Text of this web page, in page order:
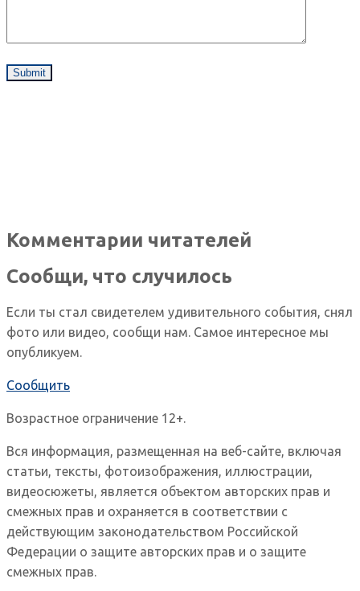
Комментарии читателей
Сообщи, что случилось
Если ты стал свидетелем удивительного события, снял
фото или видео, сообщи нам. Самое интересное мы
опубликуем.
Сообщить
Возрастное ограничение 12+.
Вся информация, размещенная на веб-сайте, включая
статьи, тексты, фотоизображения, иллюстрации,
видеосюжеты, является объектом авторских прав и
смежных прав и охраняется в соответствии с
действующим законодательством Российской
Федерации о защите авторских прав и о защите
смежных прав.